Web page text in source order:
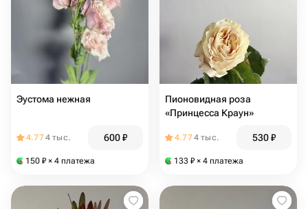
Эустома нежная
4.774 тыс. 600₽
150 ₽ × 4 платежа
Пионовидная роза
«Принцесса Краун»
4.774 тыс. 530₽
133 ₽ × 4 платежа